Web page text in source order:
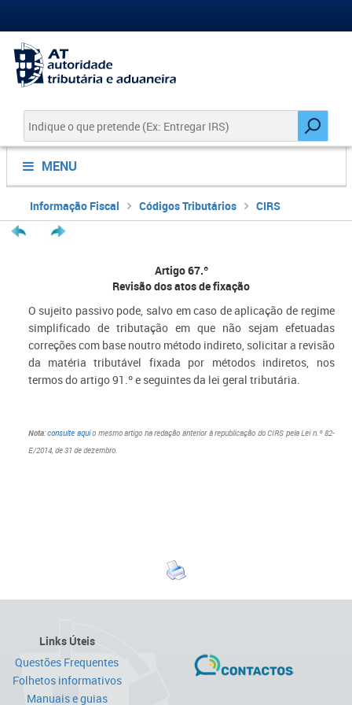
MENU
Informação Fiscal Códigos Tributários CIRS
Artigo 67.º
Revisão dos atos de fixação
O sujeito passivo pode, salvo em caso de aplicação de regime
simplificado de tributação em que não sejam efetuadas
correções com base noutro método indireto, solicitar a revisão
da matéria tributável fixada por métodos indiretos, nos
termos do artigo 91.º e seguintes da lei geral tributária.
Nota:consulte aquio mesmo artigo na redação anterior à republicação do CIRS pela Lei n.º 82-
E/2014, de 31 de dezembro.
Links Úteis
Questões Frequentes
Folhetos informativos
Manuais e guias